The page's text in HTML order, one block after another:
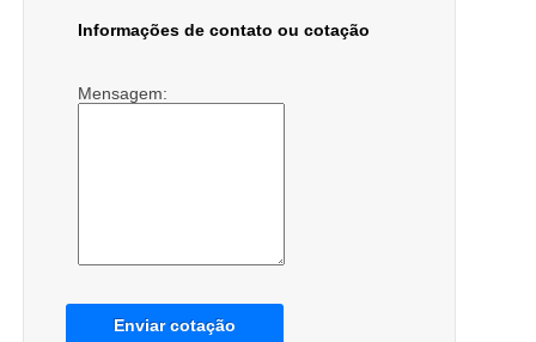
Informações de contato ou cotação
Mensagem:
Enviar cotação